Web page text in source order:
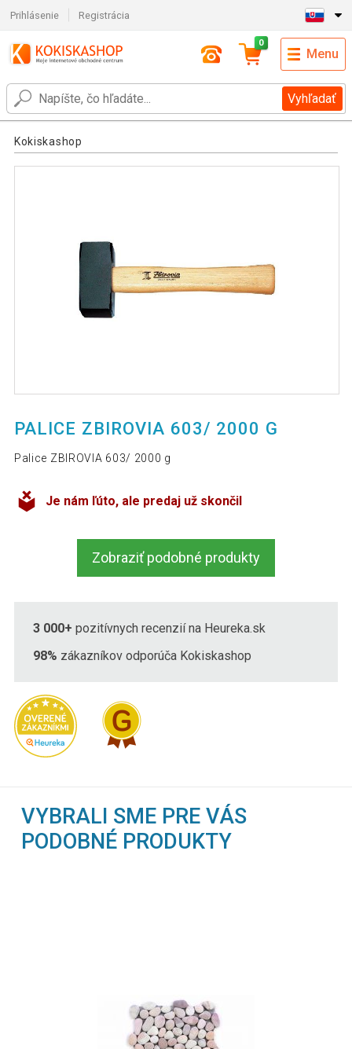
Prihlásenie Registrácia
Vyhľadať
0
Menu
Kokiskashop
PALICE ZBIROVIA 603/ 2000 G
Palice ZBIROVIA 603/ 2000 g
Je nám ľúto, ale predaj už skončil
Zobraziť podobné produkty
3 000+ pozitívnych recenzií na Heureka.sk
98% zákazníkov odporúča Kokiskashop
VYBRALI SME PRE VÁS
PODOBNÉ PRODUKTY